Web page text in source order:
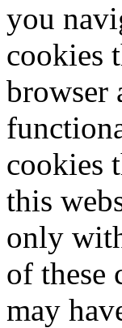
you
cookies
browser
cookies
this
only
of these
may